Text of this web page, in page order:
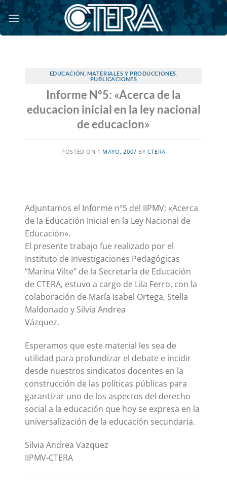
Saltar
al
contenido
EDUCACIÓN MATERIALES Y PRODUCCIONES
PUBLICACIONES
Informe Nº5: «Acerca de la
educacion inicial en la ley nacional
de educacion»
POSTED ON 1 MAYO, 2007 BY CTERA
Adjuntamos el Informe nº5 del IIPMV; «Acerca
de la Educación Inicial en la Ley Nacional de
Educación».
El presente trabajo fue realizado por el
Instituto de Investigaciones Pedagógicas
“Marina Vilte” de la Secretaría de Educación
de CTERA, estuvo a cargo de Lila Ferro, con la
colaboración de María Isabel Ortega, Stella
Maldonado y Silvia Andrea
Vázquez.
Esperamos que este material les sea de
utilidad para profundizar el debate e incidir
desde nuestros sindicatos docentes en la
construcción de las políticas públicas para
garantizar uno de los aspectos del derecho
social a la educación que hoy se expresa en la
universalización de la educación secundaria.
Silvia Andrea Vazquez
IIPMV-CTERA